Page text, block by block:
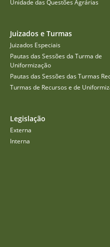
Unidade das Questões Agrárias
Juizados e Turmas
Juizados Especiais
Pautas das Sessões da Turma de
Uniformização
Pautas das Sessões das Turmas
Turmas de Recursos e de
Legislação
Externa
Interna